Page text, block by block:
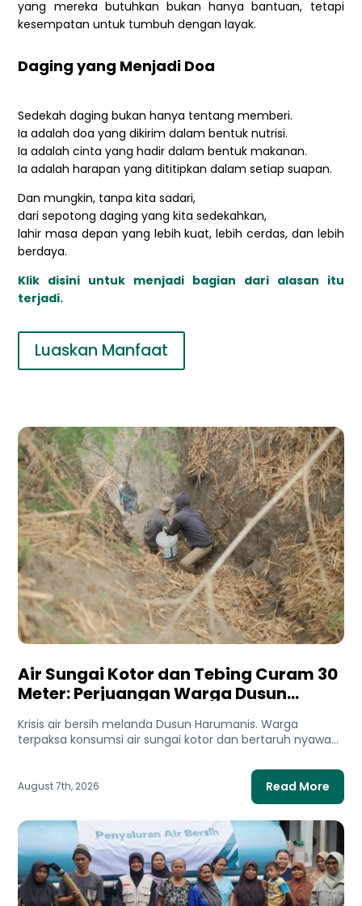
yang mereka butuhkan bukan hanya bantuan, tetapi
kesempatan untuk tumbuh dengan layak.
Daging yang Menjadi Doa
Sedekah daging bukan hanya tentang memberi.
Ia adalah doa yang dikirim dalam bentuk nutrisi.
Ia adalah cinta yang hadir dalam bentuk makanan.
Ia adalah harapan yang dititipkan dalam setiap suapan.
Dan mungkin, tanpa kita sadari,
dari sepotong daging yang kita sedekahkan,
lahir masa depan yang lebih kuat, lebih cerdas, dan lebih
berdaya.
Klik disini untuk menjadi bagian dari alasan itu
terjadi.
Luaskan Manfaat
Air Sungai Kotor dan Tebing Curam 30
Meter: Perjuangan Warga Dusun
Krisis air bersih melanda Dusun Harumanis. Warga
terpaksa konsumsi air sungai kotor dan bertaruh nyawa
August 7th, 2026 Read More